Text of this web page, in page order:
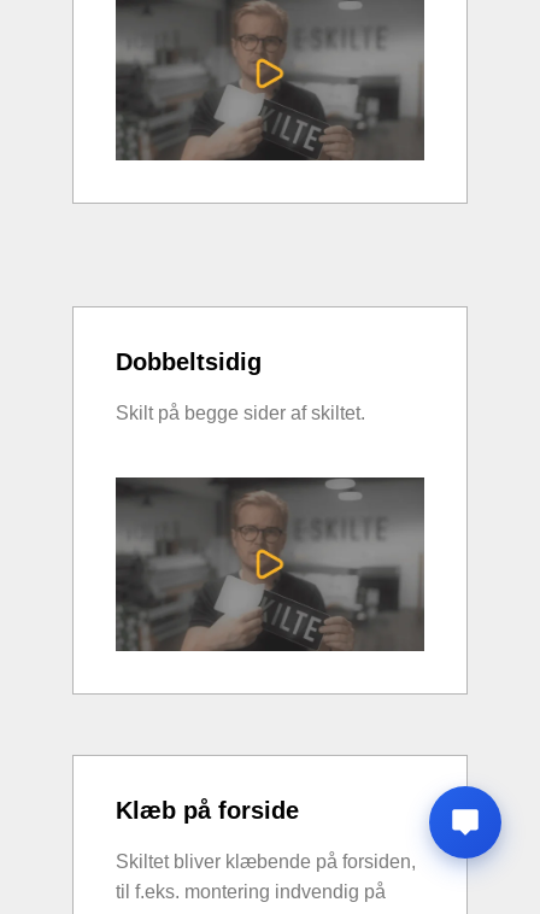
Dobbeltsidig
Skilt på begge sider af skiltet.
Klæb på forside
Skiltet bliver klæbende på forsiden,
til f.eks. montering indvendig på